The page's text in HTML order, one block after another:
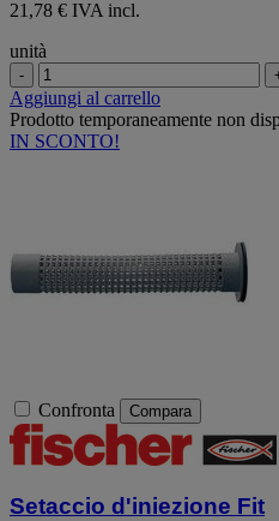
21,78 € IVA incl.
unità
-
Aggiungi al carrello
Prodotto temporaneamente non
IN SCONTO!
Confronta Compara
Setaccio d'iniezione Fit